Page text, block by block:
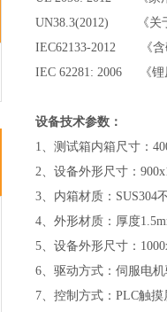
UN38.3(2012)
《
IEC62133-2012
《
IEC 62281: 2006
《
设备技术参数：
1
、测试箱内箱尺寸：
2 、设备外形尺寸：
3 、内箱材质：SUS304
4 、外形材质： 厚度
5 、设备外形尺寸：
6 、驱动方式：伺服电
7 、控制方式：PLC触摸